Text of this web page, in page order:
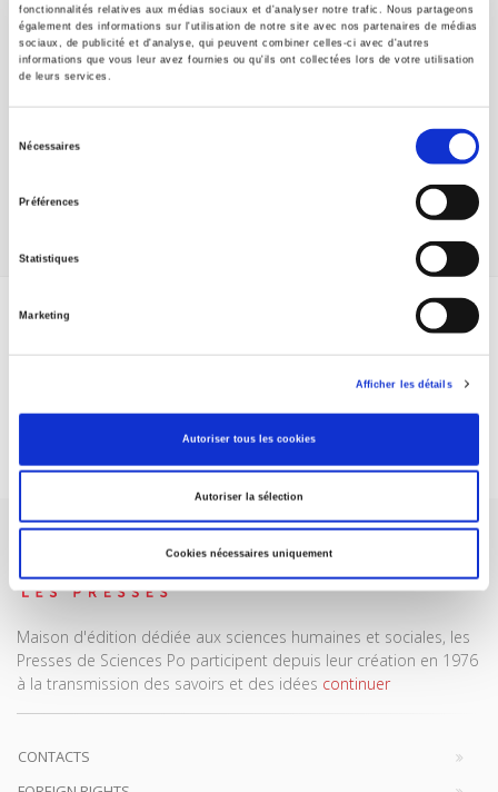
fonctionnalités relatives aux médias sociaux et d'analyser notre trafic. Nous partageons
également des informations sur l'utilisation de notre site avec nos partenaires de médias
sociaux, de publicité et d'analyse, qui peuvent combiner celles-ci avec d'autres
informations que vous leur avez fournies ou qu'ils ont collectées lors de votre utilisation
de leurs services.
Nécessaires
Préférences
Statistiques
Marketing
Afficher les détails
Autoriser tous les cookies
Autoriser la sélection
Cookies nécessaires uniquement
Opinion, sondages et démocratie
Nouvelle édition entièrement actualisée
Roland Cayrol
ABONNEZ-VOUS À NOS
Je m’abonne
Maison d'édition dédiée aux sciences humaines et sociales, les
Presses de Sciences Po participent depuis leur création en 1976
à la transmission des savoirs et des idées continuer
CONTACTS